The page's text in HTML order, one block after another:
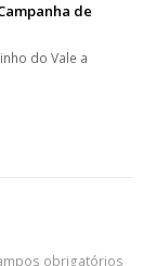
de
do Vale a
obrigatórios